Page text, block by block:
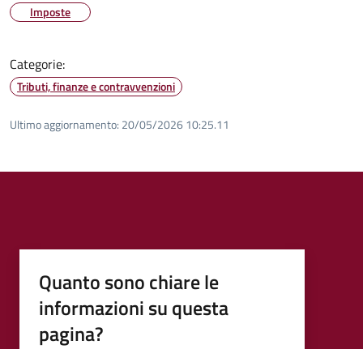
Imposte
Categorie:
Tributi, finanze e contravvenzioni
Ultimo aggiornamento: 20/05/2026 10:25.11
Quanto sono chiare le
informazioni su questa
pagina?